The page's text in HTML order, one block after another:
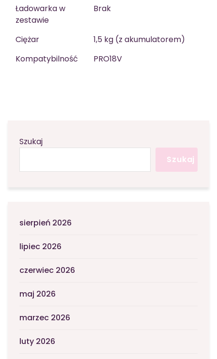
Ładowarka w
zestawie
Brak
Ciężar
1,5 kg (z akumulatorem)
Kompatybilność
PRO18V
Szukaj
Szukaj
sierpień 2026
lipiec 2026
czerwiec 2026
maj 2026
marzec 2026
luty 2026